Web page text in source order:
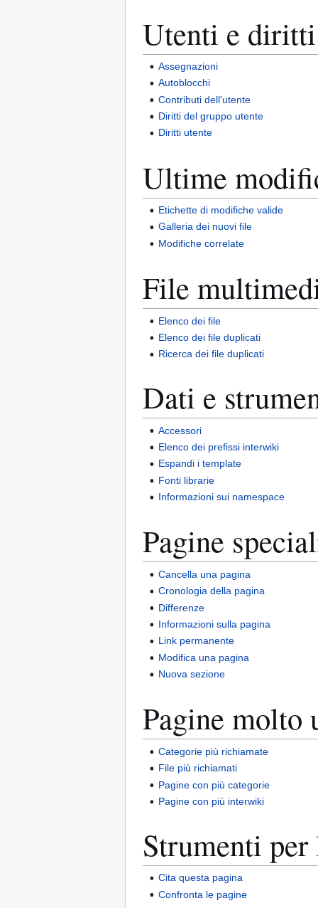
Utenti e diritti
Assegnazioni
Autoblocchi
Contributi dell'utente
Diritti del gruppo utente
Diritti utente
Ultime
Etichette di modifiche valide
Galleria dei nuovi file
Modifiche correlate
File
Elenco dei file
Elenco dei file duplicati
Ricerca dei file duplicati
Dati e
Accessori
Elenco dei prefissi interwiki
Espandi i template
Fonti librarie
Informazioni sui namespace
Pagine
Cancella una pagina
Cronologia della pagina
Differenze
Informazioni sulla pagina
Link permanente
Modifica una pagina
Nuova sezione
Pagine molto
Categorie più richiamate
File più richiamati
Pagine con più categorie
Pagine con più interwiki
Strumenti per
Cita questa pagina
Confronta le pagine